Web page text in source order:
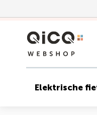
Elektrische